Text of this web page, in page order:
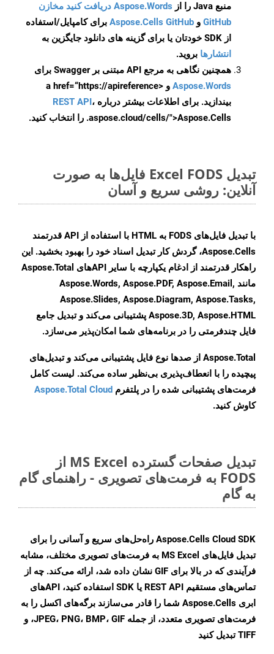
منبع Java را از
Aspose.Words دریافت کنید مخازن
GitHub و Aspose.Cells GitHub برای کامپایل/استفاده
از SDK خودتان یا برای گزینه های دانلود جایگزین به
انتشارها بروید.
همچنین نگاهی به مرجع API مبتنی بر Swagger برای
Aspose.Words
و <a href=“https://apireference
بیندازید. برای اطلاعات بیشتر درباره REST API،
.aspose.cloud/cells/">Aspose.Cells را انتخاب کنید.
تبدیل Excel FODS فایل‌ها به صورت
آنلاین: روشی سریع و آسان
با تبدیل فایل‌های FODS به HTML با استفاده از API قدرتمند
Aspose.Cells، گردش کار تبدیل اسناد خود را بهبود بخشید. این
راهکار قدرتمند از ادغام یکپارچه با سایر APIهای Aspose.Total
مانند Aspose.Words, Aspose.PDF, Aspose.Email,
Aspose.Slides, Aspose.Diagram, Aspose.Tasks,
Aspose.3D, Aspose.HTML پشتیبانی می‌کند و تبدیل جامع
فایل چندفرمتی را در برنامه‌های شما امکان‌پذیر می‌سازد.
Aspose.Total از صدها نوع فایل پشتیبانی می‌کند و تبدیل‌های
پیچیده را با انعطاف‌پذیری بی‌نظیر ساده می‌کند. لیست کامل
فرمت‌های پشتیبانی شده را در پلتفرم Aspose.Total Cloud
کاوش کنید.
تبدیل صفحات گسترده MS Excel از
FODS به فرمت‌های تصویری - راهنمای گام
به گام
Aspose.Cells Cloud SDK راه‌حل‌های سریع و آسانی را برای
تبدیل فایل‌های MS Excel به فرمت‌های تصویری مختلف، مشابه
فرآیندی که در بالا برای GIF نشان داده شد، ارائه می‌کند. چه از
تماس‌های مستقیم REST API یا SDK استفاده کنید، APIهای
ابری Aspose.Cells شما را قادر می‌سازند برگه‌های اکسل را به
فرمت‌های تصویری متعدد، از جمله JPEG، PNG، BMP، GIF، و
TIFF تبدیل کنید